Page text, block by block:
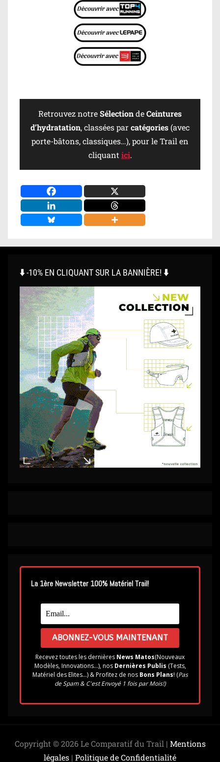
Retrouvez notreSélectiondeCeintures
d’hydratation, classées parcatégories (avec
porte-bâtons, classiques…), pour le Trail en
cliquant ici.
⬇️ -10% EN CLIQUANT SUR LA BANNIÈRE! ⬇️
La 1ère Newsletter 100% Matériel Trail!
Recevez toutes les dernières News Matos(Nouveaux
Modèles, Innovations...), nosDernières Publis (Tests,
Matériel des Elites...) & Profitez de nosBons Plans! (Pas
de Spam & C'est Envoyé 1 fois par Mois!)
Copyright © 2026 Le Comparatif du Trail | Mentions
légales | Politique de Confidentialité